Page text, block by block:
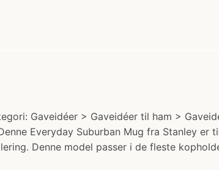
Gaveidéer > Gaveidéer til ham >
Everyday Suburban Mug fra Stanley
Denne model passer i de fleste